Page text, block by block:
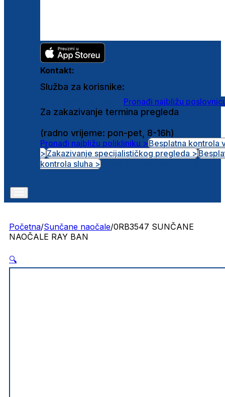
Kontakt:
Služba za korisnike:
Pronađi najbližu
Za zakazivanje termina pregleda
(radno vrijeme: pon-pet, 8-16h)
Pronađi najbližu polikliniku >Besplatna kontrola
>Zakazivanje specijalističkog pregleda >
kontrola sluha >
Početna/Sunčane naočale/0RB3547 SUNČANE
NAOČALE RAY BAN
🔍